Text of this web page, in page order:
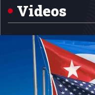
Videos